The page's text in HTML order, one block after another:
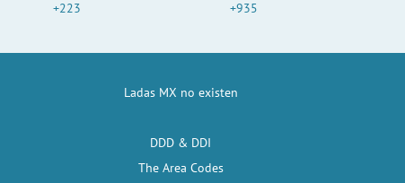
+223
+935
Ladas MX no existen
DDD & DDI
The Area Codes